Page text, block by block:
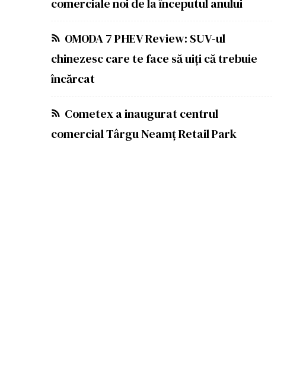
comerciale noi de la începutul anului
OMODA 7 PHEV Review: SUV-ul
chinezesc care te face să uiți că trebuie
încărcat
Cometex a inaugurat centrul
comercial Târgu Neamț Retail Park